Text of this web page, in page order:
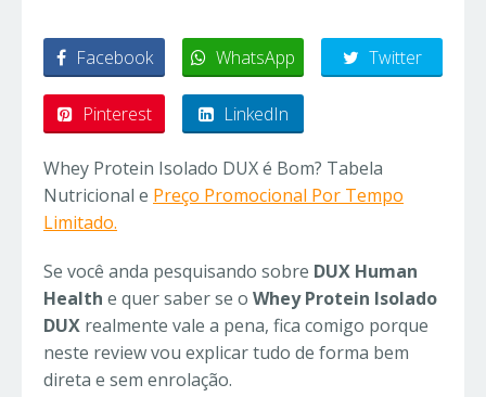
Facebook WhatsApp Twitter
Pinterest LinkedIn
Whey Protein Isolado DUX é Bom? Tabela
Nutricional e Preço Promocional Por Tempo
Limitado.
Se você anda pesquisando sobre DUX Human
Health e quer saber se o Whey Protein Isolado
DUX realmente vale a pena, fica comigo porque
neste review vou explicar tudo de forma bem
direta e sem enrolação.